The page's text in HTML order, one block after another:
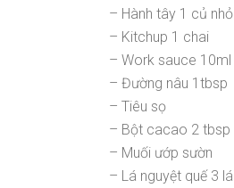
– Hành tây 1 củ nhỏ
– Kitchup 1 chai
– Work sauce 10ml
– Đường nâu 1tbsp
– Tiêu sọ
– Bột cacao 2 tbsp
– Muối ướp sườn
– Lá nguyệt quế 3 lá